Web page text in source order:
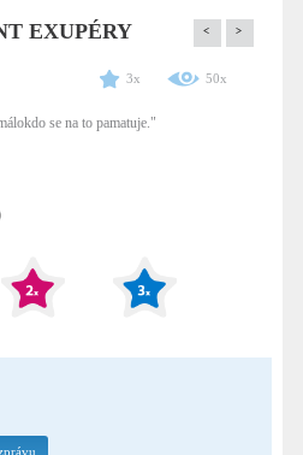
EXUPÉRY < >
3x 50x
se na to pamatuje."